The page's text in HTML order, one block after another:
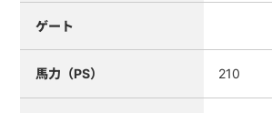
ゲート
馬力（PS） 210